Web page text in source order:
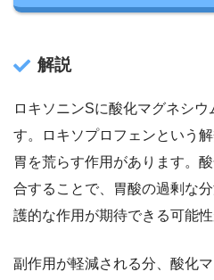
解説
ロキソニンSに酸化マグネシ
す。ロキソプロフェンという
胃を荒らす作用があります。
合することで、胃酸の過剰な
護的な作用が期待できる可能性
副作用が軽減される分、酸化